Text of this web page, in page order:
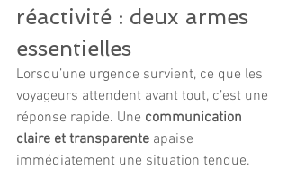
réactivité : deux armes
essentielles
Lorsqu’une urgence survient, ce que les
voyageurs attendent avant tout, c’est une
réponse rapide. Une communication
claire et transparente apaise
immédiatement une situation tendue.